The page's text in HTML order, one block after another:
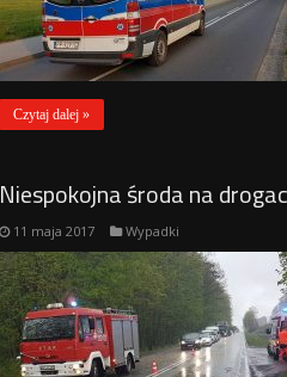
Czytaj dalej »
Niespokojna środa na
11 maja 2017 Wypadki